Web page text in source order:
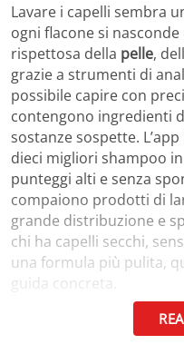
Lavare i capelli sembra
ogni flacone si
rispettosa della pelle,
grazie a strumenti di
possibile capire con
contengono ingredienti
sostanze sospette.
dieci migliori shampoo
punteggi alti e senza
compaiono prodotti di
grande distribuzione e
chi ha capelli secchi,
una formula più pulita,
guida concreta.
Cosa rende